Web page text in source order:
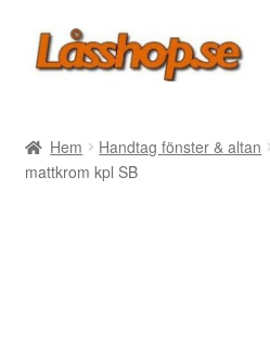
Hoppa
till
Hoppa
till
Rea
Hem Handtag fönster & altan
mattkrom kpl SB